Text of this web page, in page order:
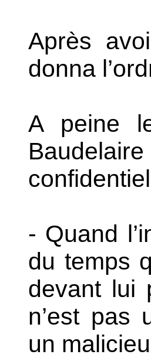
Après
donna
A peine
- Quand
du temps
devant lui
n’est pas
un